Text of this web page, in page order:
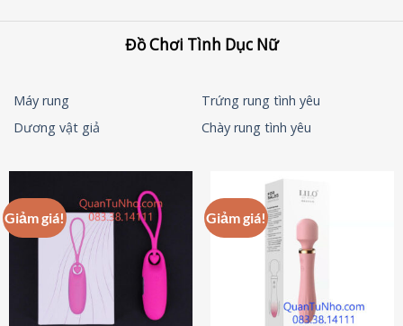
Đồ Chơi Tình Dục Nữ
Máy rung
Trứng rung tình yêu
Dương vật giả
Chày rung tình yêu
Giảm giá! Giảm giá!